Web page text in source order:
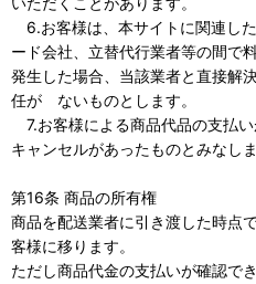
6.お客様は、本サイトに関連し
ード会社、立替代行業者等の間で
発生した場合、当該業者と直接解
任が ないものとします。
7.お客様による商品代品の支払
キャンセルがあったものとみなしま
第16条 商品の所有権
商品を配送業者に引き渡した時点
客様に移ります。
ただし商品代金の支払いが確認で